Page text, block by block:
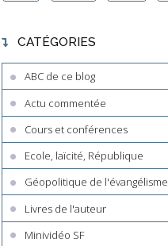
CATÉGORIES
ABC de ce blog
Actu commentée
Cours et conférences
Ecole, laïcité, République
Géopolitique de l'évangélisme
Livres de l'auteur
Minividéo SF